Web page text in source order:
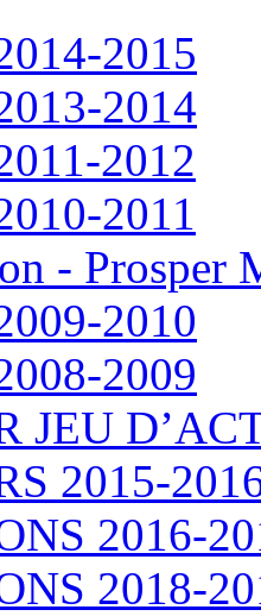
2015
2014
2012
2011
- Prosper
2010
2009
JEU
2015-
2016-
2018-